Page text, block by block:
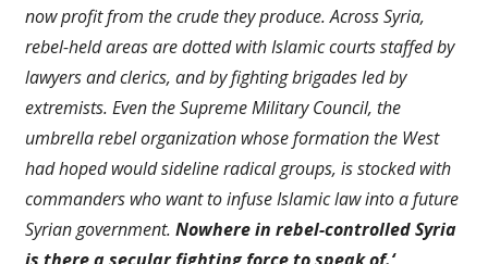
now profit from the crude they produce. Across Syria,
rebel-held areas are dotted with Islamic courts staffed by
lawyers and clerics, and by fighting brigades led by
extremists. Even the Supreme Military Council, the
umbrella rebel organization whose formation the West
had hoped would sideline radical groups, is stocked with
commanders who want to infuse Islamic law into a future
Syrian government. Nowhere in rebel-controlled Syria